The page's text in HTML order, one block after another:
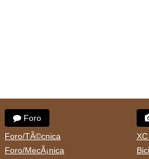
Foro
Foro/TÃ©cnica
Foro/MecÃ¡nica